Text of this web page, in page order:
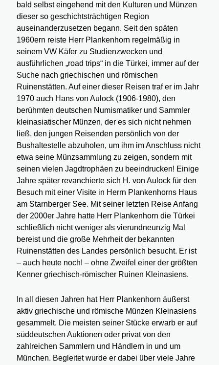
bald selbst eingehend mit den Kulturen und Münzen
dieser so geschichtsträchtigen Region
auseinanderzusetzen begann. Seit den späten
1960ern reiste Herr Plankenhorn regelmäßig in
seinem VW Käfer zu Studienzwecken und
ausführlichen „road trips“ in die Türkei, immer auf der
Suche nach griechischen und römischen
Ruinenstätten. Auf einer dieser Reisen traf er im Jahr
1970 auch Hans von Aulock (1906-1980), den
berühmten deutschen Numismatiker und Sammler
kleinasiatischer Münzen, der es sich nicht nehmen
ließ, den jungen Reisenden persönlich von der
Bushaltestelle abzuholen, um ihm im Anschluss nicht
etwa seine Münzsammlung zu zeigen, sondern mit
seinen vielen Jagdtrophäen zu beeindrucken! Einige
Jahre später revanchierte sich H. von Aulock für den
Besuch mit einer Visite in Herrn Plankenhorns Haus
am Starnberger See. Mit seiner letzten Reise Anfang
der 2000er Jahre hatte Herr Plankenhorn die Türkei
schließlich nicht weniger als vierundneunzig Mal
bereist und die große Mehrheit der bekannten
Ruinenstätten des Landes persönlich besucht. Er ist
– auch heute noch! – ohne Zweifel einer der größten
Kenner griechisch-römischer Ruinen Kleinasiens.
In all diesen Jahren hat Herr Plankenhorn äußerst
aktiv griechische und römische Münzen Kleinasiens
gesammelt. Die meisten seiner Stücke erwarb er auf
süddeutschen Auktionen oder privat von den
zahlreichen Sammlern und Händlern in und um
München. Begleitet wurde er dabei über viele Jahre